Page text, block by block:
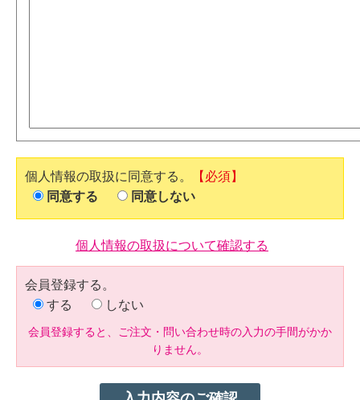
個人情報の取扱に同意する。
【必須】
同意する
同意しない
個人情報の取扱について確認する
会員登録する。
する
しない
会員登録すると、ご注文・問い合わせ時の入力の手間がかか
りません。